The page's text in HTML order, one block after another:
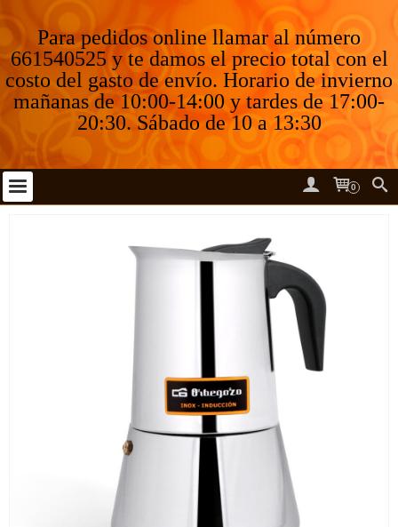
Para pedidos online llamar al número
661540525 y te damos el precio total con el
costo del gasto de envío. Horario de invierno
mañanas de 10:00-14:00 y tardes de 17:00-
20:30. Sábado de 10 a 13:30
0